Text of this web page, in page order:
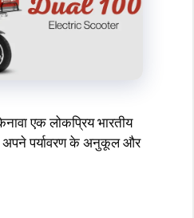
एक लोकप्रिय भारतीय
अपने पर्यावरण के अनुकूल और